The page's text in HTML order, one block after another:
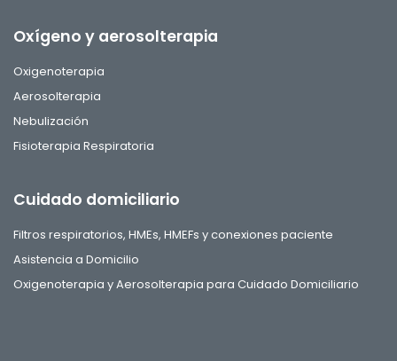
Oxígeno y aerosolterapia
Oxigenoterapia
Aerosolterapia
Nebulización
Fisioterapia Respiratoria
Cuidado domiciliario
Filtros respiratorios, HMEs, HMEFs y conexiones paciente
Asistencia a Domicilio
Oxigenoterapia y Aerosolterapia para Cuidado Domiciliario